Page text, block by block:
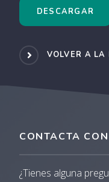
DESCARGAR
VOLVER A LA
CONTACTA
¿Tienes alguna